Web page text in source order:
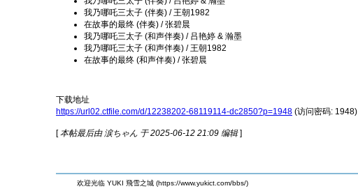
我乃哪吒三太子 (伴奏) / 王朝1982
在故事的最终 (伴奏) / 张碧晨
我乃哪吒三太子 (和声伴奏) / 吕艳婷 & 瀚墨
我乃哪吒三太子 (和声伴奏) / 王朝1982
在故事的最终 (和声伴奏) / 张碧晨
下载地址
https://url02.ctfile.com/d/12238202-68119114-dc2850?p=1948 (访问密码: 1948)
[本帖最后由 涙ちゃん 于 2025-06-12 21:09 编辑]
欢迎光临 YUKI 飛雪之城 (https://www.yukict.com/bbs/)